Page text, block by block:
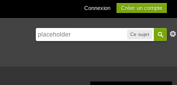
Connexion Créer un compte
Ce sujet